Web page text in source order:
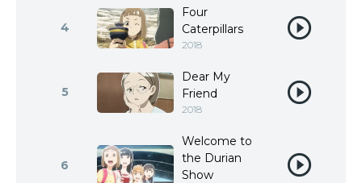
4
Four
Caterpillars
2018
5
Dear My
Friend
2018
6
Welcome to
the Durian
Show